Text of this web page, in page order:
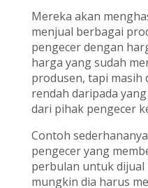
Mereka akan
menjual berbagai
pengecer dengan
harga yang sudah
produsen, tapi masih
rendah daripada
dari pihak pengecer
Contoh
pengecer yang
perbulan untuk dijual
mungkin dia harus